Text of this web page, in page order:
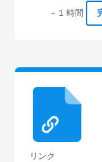
~ 1 時間
リンク